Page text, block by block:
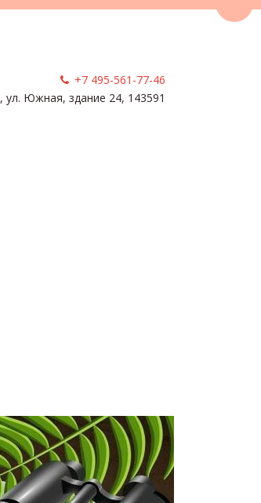
+7 495-561-77-46
, ул. Южная, здание 24, 143591